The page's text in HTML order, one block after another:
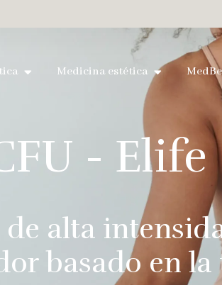
Medicina estética
- Elife
alta
basado en